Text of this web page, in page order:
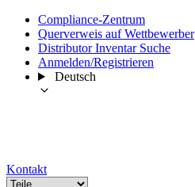
Compliance-Zentrum
Querverweis auf Wettbewerber
Distributor Inventar Suche
Anmelden/Registrieren
Deutsch
Kontakt